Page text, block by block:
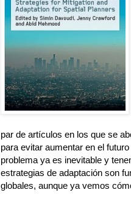
par de artículos en los que se
para evitar aumentar en el
problema ya es inevitable y
estrategias de adaptación son
globales, aunque ya vemos